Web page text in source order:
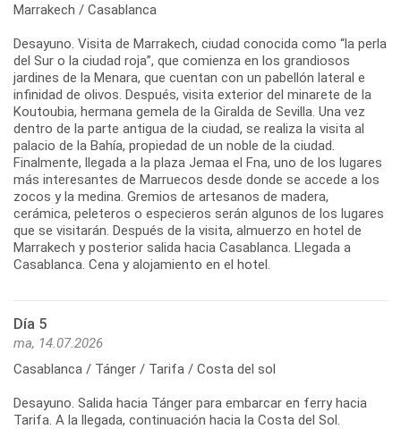
Marrakech / Casablanca
Desayuno. Visita de Marrakech, ciudad conocida como “la perla
del Sur o la ciudad roja”, que comienza en los grandiosos
jardines de la Menara, que cuentan con un pabellón lateral e
infinidad de olivos. Después, visita exterior del minarete de la
Koutoubia, hermana gemela de la Giralda de Sevilla. Una vez
dentro de la parte antigua de la ciudad, se realiza la visita al
palacio de la Bahía, propiedad de un noble de la ciudad.
Finalmente, llegada a la plaza Jemaa el Fna, uno de los lugares
más interesantes de Marruecos desde donde se accede a los
zocos y la medina. Gremios de artesanos de madera,
cerámica, peleteros o especieros serán algunos de los lugares
que se visitarán. Después de la visita, almuerzo en hotel de
Marrakech y posterior salida hacia Casablanca. Llegada a
Casablanca. Cena y alojamiento en el hotel.
Día 5
ma, 14.07.2026
Casablanca / Tánger / Tarifa / Costa del sol
Desayuno. Salida hacia Tánger para embarcar en ferry hacia
Tarifa. A la llegada, continuación hacia la Costa del Sol.